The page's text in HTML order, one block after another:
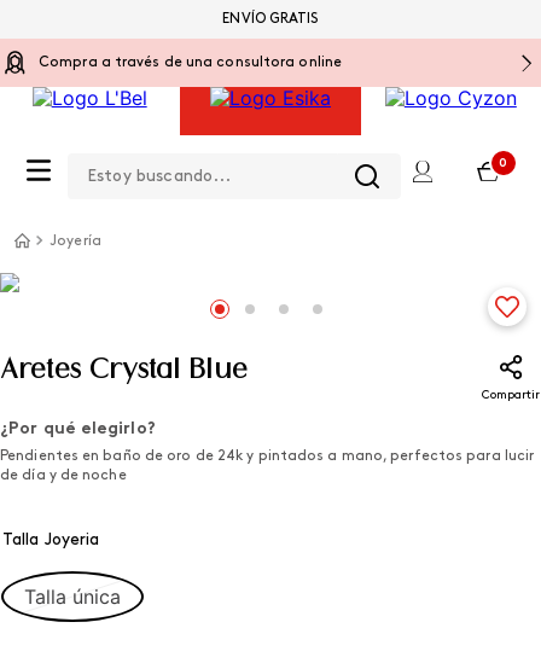
Compra a través de una consultora online
0
ENVÍO GRATIS
Joyería
Aretes Crystal Blue
Compartir
¿Por qué elegirlo?
Pendientes en baño de oro de 24k y pintados a mano, perfectos para lucir
de día y de noche
Talla Joyeria
Talla única